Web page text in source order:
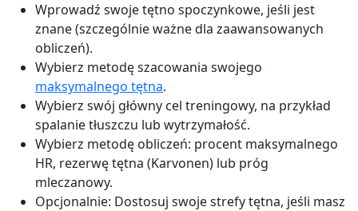
Wprowadź swoje tętno spoczynkowe, jeśli jest
znane (szczególnie ważne dla zaawansowanych
obliczeń).
Wybierz metodę szacowania swojego
maksymalnego tętna.
Wybierz swój główny cel treningowy, na przykład
spalanie tłuszczu lub wytrzymałość.
Wybierz metodę obliczeń: procent maksymalnego
HR, rezerwę tętna (Karvonen) lub próg
mleczanowy.
Opcjonalnie: Dostosuj swoje strefy tętna, jeśli masz